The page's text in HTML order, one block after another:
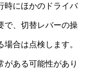
時にほかのドライバ
で、切替レバーの操
合は点検します。
がある可能性があり